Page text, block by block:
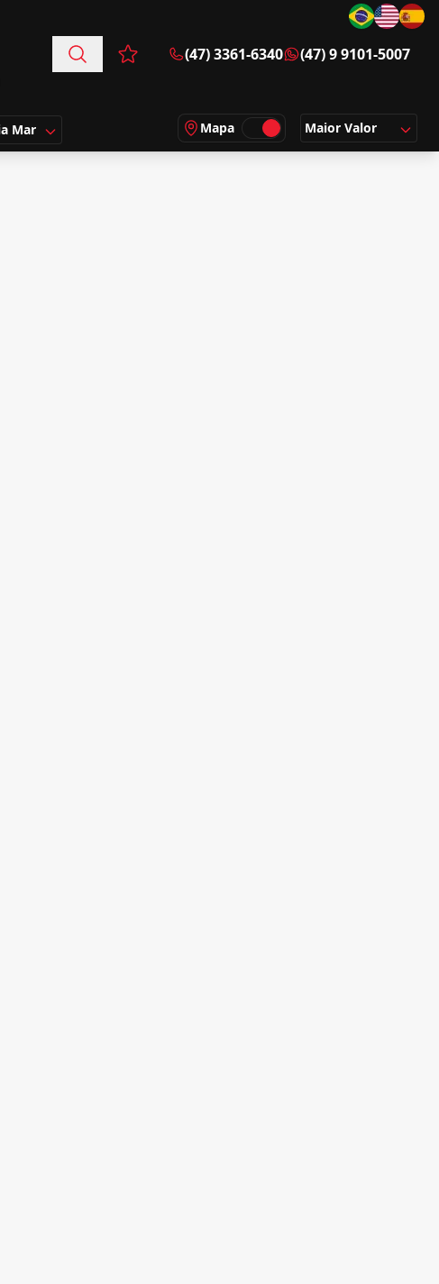
Favoritos (0 itens)
(47) 3361-6340 (47) 9 9101-5007
Mar Mapa Maior Valor